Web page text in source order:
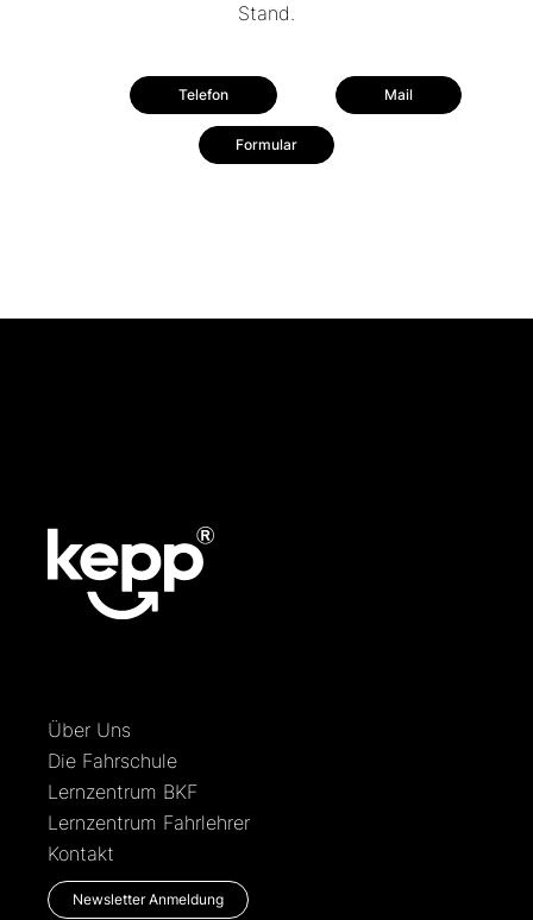
Stand.
Telefon Mail
Formular
Über Uns
Die Fahrschule
Lernzentrum BKF
Lernzentrum Fahrlehrer
Kontakt
Newsletter Anmeldung